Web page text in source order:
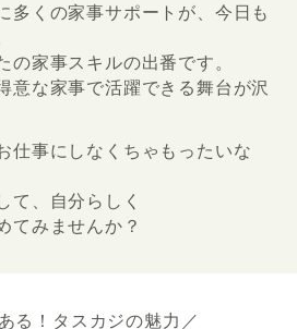
多くの家事サポートが、今日も
の家事スキルの出番です。
意な家事で活躍できる舞台が沢
仕事にしなくちゃもったいな
て、自分らしく
てみませんか？
る！タスカジの魅力／